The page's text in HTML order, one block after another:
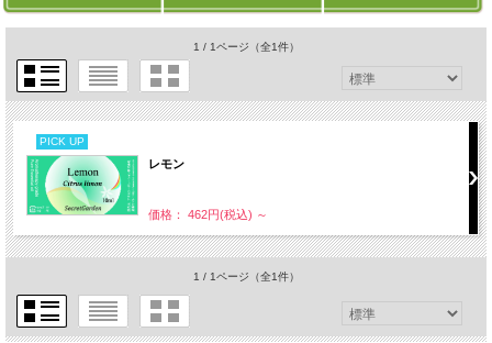
1 / 1ページ （全1件）
PICK UP
レモン
価格： 462円(税込) ～
1 / 1ページ （全1件）